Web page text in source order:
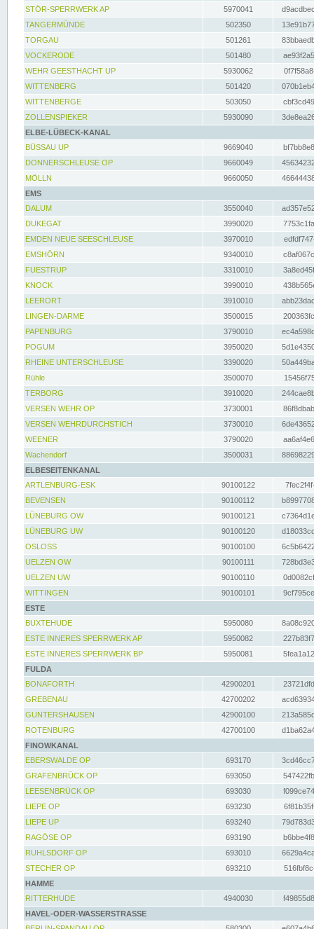
STÖR-SPERRWERK AP 5970041
TANGERMÜNDE
502350
TORGAU
501261
VOCKERODE
501480
WEHR GEESTHACHT UP
5930062
WITTENBERG
501420
WITTENBERGE
503050
ZOLLENSPIEKER
5930090
ELBE-LÜBECK-KANAL
BÜSSAU UP
9669040
DONNERSCHLEUSE OP
9660049
MÖLLN
9660050
EMS
DALUM
3550040
DUKEGAT
3990020
EMDEN NEUE SEESCHLEUSE
3970010
EMSHÖRN
9340010
FUESTRUP
3310010
KNOCK
3990010
LEERORT
3910010
LINGEN-DARME
3500015
PAPENBURG
3790010
POGUM
3950020
RHEINE UNTERSCHLEUSE
3390020
Rühle
3500070
TERBORG
3910020
VERSEN WEHR OP
3730001
VERSEN WEHRDURCHSTICH
3730010
WEENER
3790020
Wachendorf
3500031
ELBESEITENKANAL
ARTLENBURG-ESK
90100122
BEVENSEN
90100112
LÜNEBURG OW
90100121
LÜNEBURG UW
90100120
OSLOSS
90100100
UELZEN OW
90100111
UELZEN UW
90100110
WITTINGEN
90100101
ESTE
BUXTEHUDE
5950080
ESTE INNERES SPERRWERK AP
5950082
ESTE INNERES SPERRWERK BP
5950081
FULDA
BONAFORTH
42900201
GREBENAU
42700202
GUNTERSHAUSEN
42900100
ROTENBURG
42700100
FINOWKANAL
EBERSWALDE OP
693170
GRAFENBRÜCK OP
693050
LEESENBRÜCK OP
693030
LIEPE OP
693230
LIEPE UP
693240
RAGÖSE OP
693190
RUHLSDORF OP
693010
STECHER OP
693210
HAMME
RITTERHUDE
4940030
HAVEL-ODER-WASSERSTRASSE